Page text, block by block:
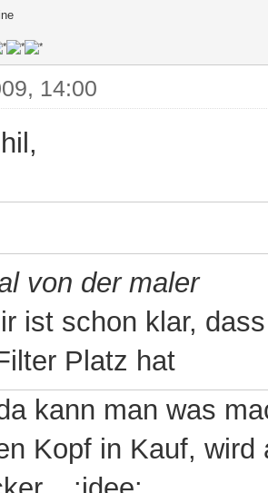
14:00
von der maler
ist schon klar,
Platz hat
kann man was
Kopf in Kauf,